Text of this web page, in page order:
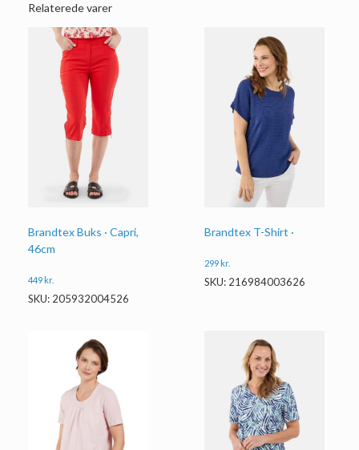
Relaterede varer
Brandtex Buks · Capri,
46cm
449 kr.
SKU: 205932004526
Brandtex T-Shirt ·
299 kr.
SKU: 216984003626